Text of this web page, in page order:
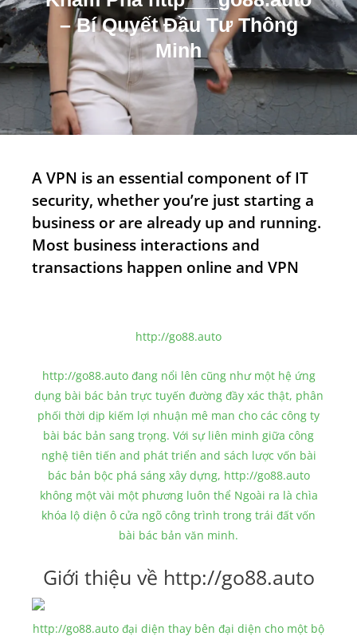
m
– Bí Quyết Đầu Tư Thông
Minh
A VPN is an essential component of IT
security, whether you’re just starting a
business or are already up and running.
Most business interactions and
transactions happen online and VPN
http://go88.auto
http://go88.auto đang nổi lên cũng như một hệ ứng
dụng bài bác bản trực tuyến đường đầy xác thật, phân
phối thời dịp kiếm lợi nhuận mê man cho các công ty
bài bác bản sang trọng. Với sự liên minh giữa công
nghệ tiên tiến and phát triển and sách lược vốn bài
bác bản bộc phá sáng xây dựng, http://go88.auto
không một vài một phương luôn thể Ngoài ra là chìa
khóa lộ diện ô cửa ngõ công trình trong trái đất vốn
bài bác bản văn minh.
Giới thiệu về http://go88.auto
http://go88.auto đại diện thay bên đại diện cho một bộ